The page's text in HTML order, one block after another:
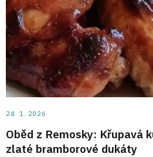
24. 1. 2026
Oběd z Remosky: Křupavá
zlaté bramborové dukáty